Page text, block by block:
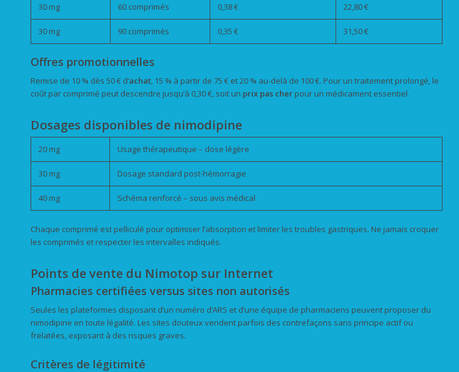
30 mg 60 comprimés 0,38 € 22,80 €
30 mg 90 comprimés 0,35 € 31,50 €
Offres promotionnelles
Remise de 10 % dès 50 € d’achat , 15 % à partir de 75 € et 20 % au-delà de 100 €. Pour un traitement prolongé, le
coût par comprimé peut descendre jusqu’à 0,30 €, soit un prix pas cher pour un médicament essentiel.
Dosages disponibles de nimodipine
20 mg Usage thérapeutique – dose légère
30 mg Dosage standard post-hémorragie
40 mg Schéma renforcé – sous avis médical
Chaque comprimé est pelliculé pour optimiser l’absorption et limiter les troubles gastriques. Ne jamais croquer
les comprimés et respecter les intervalles indiqués.
Points de vente du Nimotop sur Internet
Pharmacies certifiées versus sites non autorisés
Seules les plateformes disposant d’un numéro d’ARS et d’une équipe de pharmaciens peuvent proposer du
nimodipine en toute légalité. Les sites douteux vendent parfois des contrefaçons sans principe actif ou
frelatées, exposant à des risques graves.
Critères de légitimité